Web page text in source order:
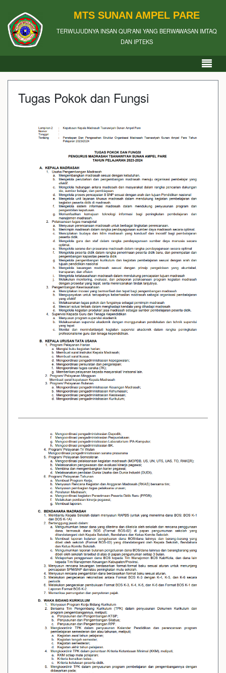
MTS SUNAN AMPEL PARE
TERWUJUDNYA INSAN QUR'ANI YANG BERWAWASAN IMTAQ
DAN IPTEKS
Tugas Pokok dan Fungsi